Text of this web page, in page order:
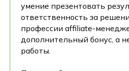
умение презентовать
ответственность за
профессии affiliate-
дополнительный бонус, а
работы.